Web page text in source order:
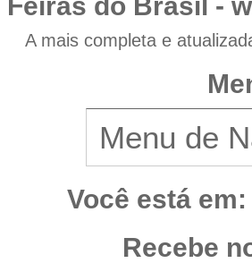
A mais completa e
Você está em:
Recebe